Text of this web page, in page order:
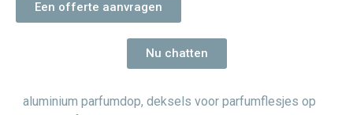
Een offerte aanvragen
Nu chatten
aluminium parfumdop, deksels voor parfumflesjes op